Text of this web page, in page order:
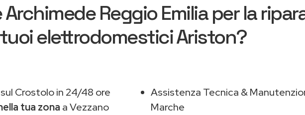
Archimede Reggio Emiliaper la
tuoi elettrodomestici Ariston?
Crostolo in 24/48 ore
tua zona a Vezzano
Assistenza Tecnica &
Marche